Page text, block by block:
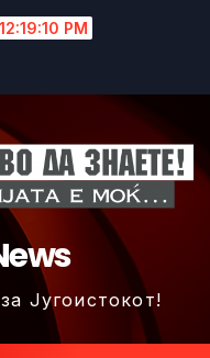
12:19:13 PM
Југоистокот!